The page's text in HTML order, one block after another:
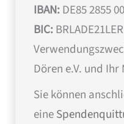
IBAN:DE85 2855
BIC:BRLADE21LER
Dören e.V. und Ihr
Sie können
eine